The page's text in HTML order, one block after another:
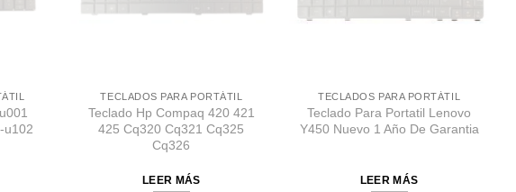
u102
TECLADOS PARA PORTÁTIL
Teclado Hp Compaq 420 421
425 Cq320 Cq321 Cq325
Cq326
LEER MÁS
TECLADOS PARA PORTÁTIL
Teclado Para Portatil Lenovo
Y450 Nuevo 1 Año De Garantia
LEER MÁS